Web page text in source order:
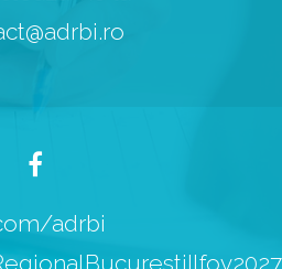
adrbi